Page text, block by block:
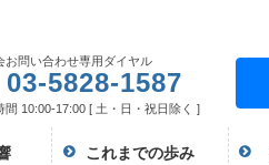
お問い合わせ専用ダイヤル
03-5828-1587
間 10:00-17:00 [ 土・日・祝日除く ]
これまでの歩み